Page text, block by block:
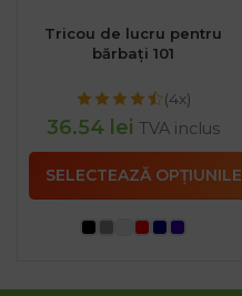
Tricou de lucru pentru
bărbați 101
(4x)
36.54 lei TVA inclus
SELECTEAZĂ OPȚIUNILE